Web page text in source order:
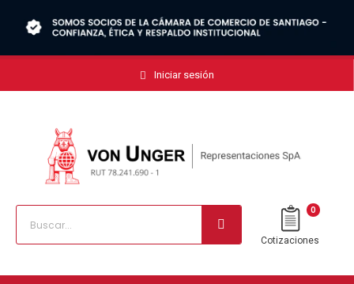
Iniciar sesión
0
Cotizaciones